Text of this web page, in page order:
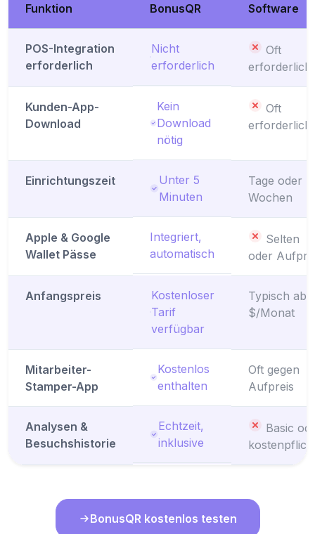
Funktion BonusQR
Software
POS-Integration
erforderlich
Nicht
erforderlich
Oft
erforderlich
Kunden-App-
Download
Kein
Download
nötig
Oft
erforderlich
Einrichtungszeit
Unter 5
Minuten
Tage oder
Wochen
Apple & Google
Wallet Pässe
Integriert,
automatisch
Selten
oder
Anfangspreis
Kostenloser
Tarif
verfügbar
Typisch ab
$/Monat
Mitarbeiter-
Stamper-App
Kostenlos
enthalten
Oft gegen
Aufpreis
Analysen &
Besuchshistorie
Echtzeit,
inklusive
Basic
BonusQR kostenlos testen